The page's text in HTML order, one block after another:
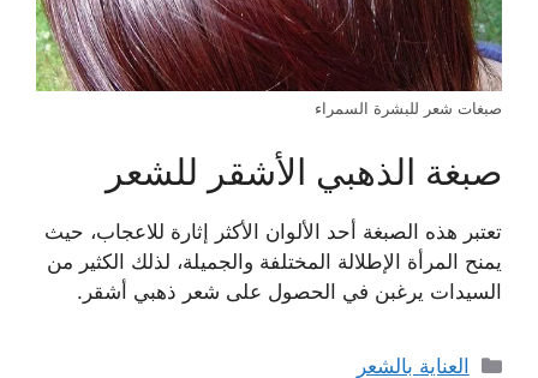
صبغات شعر للبشرة السمراء
صبغة الذهبي الأشقر للشعر
تعتبر هذه الصبغة أحد الألوان الأكثر إثارة للاعجاب، حيث
يمنح المرأة الإطلالة المختلفة والجميلة، لذلك الكثير من
السيدات يرغبن في الحصول على شعر ذهبي أشقر.
التصنيفات
العناية بالشعر